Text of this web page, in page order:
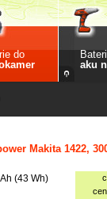
do
aku
Makita 1422,
(43 Wh)